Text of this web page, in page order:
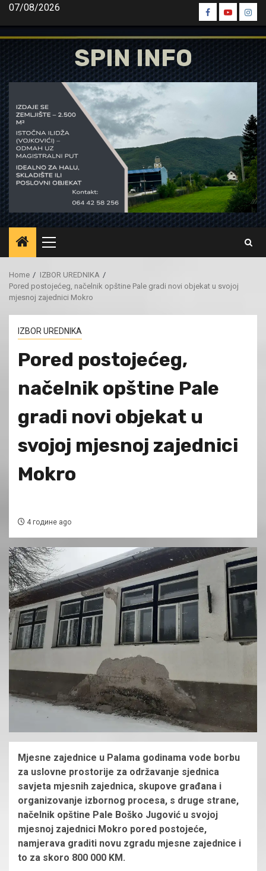
Skip
content
07/08/2026
Spin
Facebook
Spin
Youtube
Spin
SPIN INFO
Primary
Menu
Home
IZBOR UREDNIKA
Pored postojećeg, načelnik opštine Pale gradi novi objekat u svojoj
mjesnoj zajednici Mokro
IZBOR UREDNIKA
Pored postojećeg,
načelnik opštine Pale
gradi novi objekat u
svojoj mjesnoj zajednici
Mokro
4 године ago
Mjesne zajednice u Palama godinama vode borbu
za uslovne prostorije za održavanje sjednica
savjeta mjesnih zajednica, skupove građana i
organizovanje izbornog procesa, s druge strane,
načelnik opštine Pale Boško Jugović u svojoj
mjesnoj zajednici Mokro pored postojeće,
namjerava graditi novu zgradu mjesne zajednice i
to za skoro 800 000 KM.